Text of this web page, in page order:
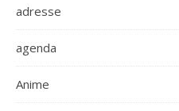
adresse
agenda
Anime